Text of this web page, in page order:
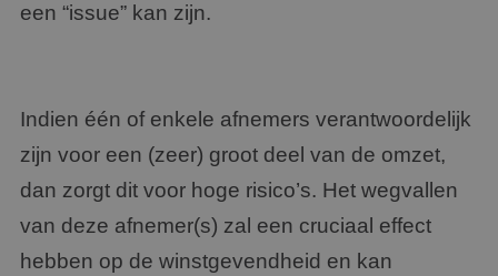
een “issue” kan zijn.
Indien één of enkele afnemers verantwoordelijk
zijn voor een (zeer) groot deel van de omzet,
dan zorgt dit voor hoge risico’s. Het wegvallen
van deze afnemer(s) zal een cruciaal effect
hebben op de winstgevendheid en kan